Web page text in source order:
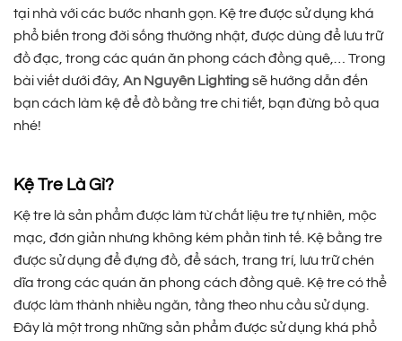
tại nhà với các bước nhanh gọn. Kệ tre được sử dụng khá
phổ biến trong đời sống thường nhật, được dùng để lưu trữ
đồ đạc, trong các quán ăn phong cách đồng quê,… Trong
bài viết dưới đây, An Nguyên Lightingsẽ hướng dẫn đến
bạn cách làm kệ để đồ bằng tre chi tiết, bạn đừng bỏ qua
nhé!
Kệ Tre Là Gì?
Kệ tre là sản phẩm được làm từ chất liệu tre tự nhiên, mộc
mạc, đơn giản nhưng không kém phần tinh tế. Kệ bằng tre
được sử dụng để đựng đồ, để sách, trang trí, lưu trữ chén
dĩa trong các quán ăn phong cách đồng quê. Kệ tre có thể
được làm thành nhiều ngăn, tầng theo nhu cầu sử dụng.
Đây là một trong những sản phẩm được sử dụng khá phổ